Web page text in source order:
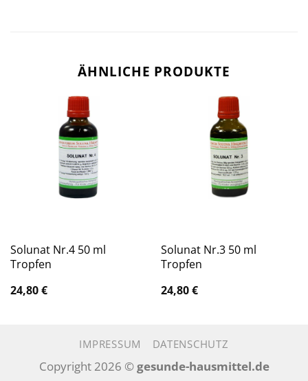
ÄHNLICHE PRODUKTE
Solunat Nr.4 50 ml
Tropfen
24,80€
Solunat Nr.3 50 ml
Tropfen
24,80€
IMPRESSUM DATENSCHUTZ
Copyright 2026 © gesunde-hausmittel.de